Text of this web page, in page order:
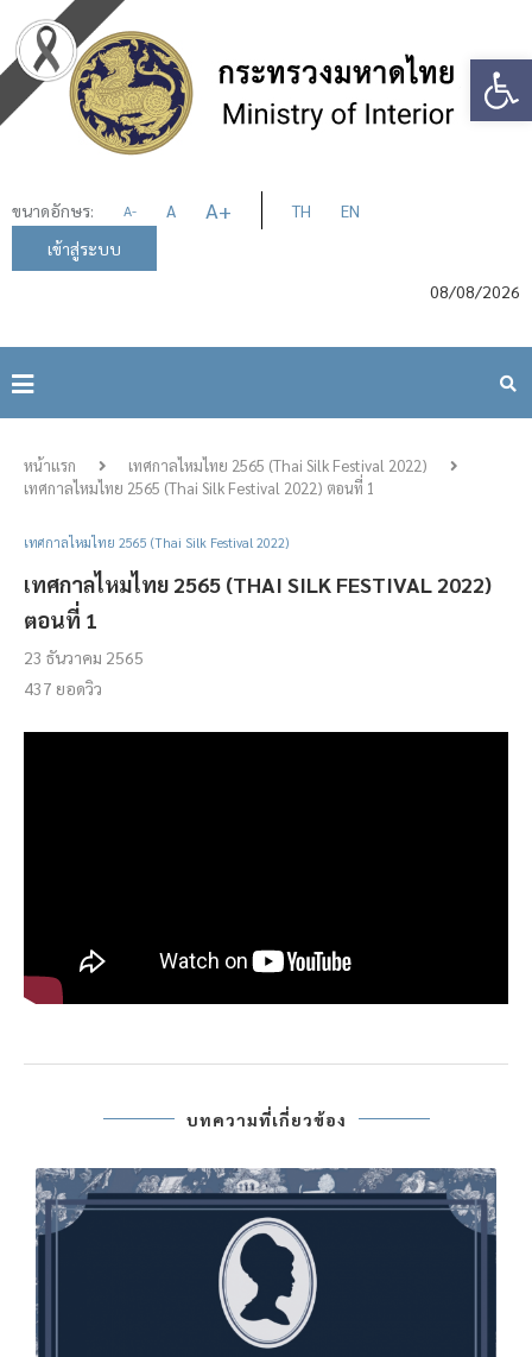
ขนาดอักษร: A- A A+ TH
EN
เข้าสู่ระบบ
08/08/2026
หน้าแรก
เทศกาลไหมไทย 2565 (Thai Silk Festival 2022)
เทศกาลไหมไทย 2565 (Thai Silk Festival 2022) ตอนที่ 1
เทศกาลไหมไทย 2565 (Thai Silk Festival 2022)
เทศกาลไหมไทย 2565 (THAI SILK FESTIVAL 2022)
ตอนที่ 1
23 ธันวาคม 2565
437 ยอดวิว
บทความที่เกี่ยวข้อง